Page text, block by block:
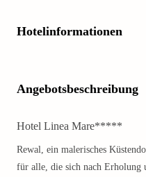
Hotelinformationen
Angebotsbeschreibung
Hotel Linea Mare*****
Rewal, ein malerisches
für alle, die sich nach Erholung